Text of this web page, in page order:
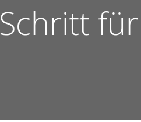
Schritt